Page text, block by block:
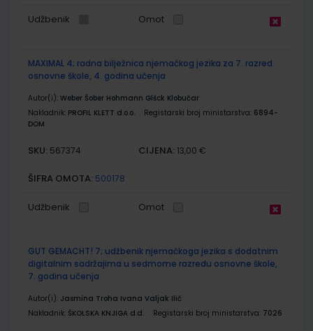
Udžbenik Omot
MAXIMAL 4; radna bilježnica njemačkog jezika za 7. razred
osnovne škole, 4. godina učenja
Autor(i): Weber Šober Hohmann Glšck Klobučar
Nakladnik: PROFIL KLETT d.o.o. Registarski broj ministarstva: 6894-
DOM
SKU: 567374 CIJENA: 13,00 €
ŠIFRA OMOTA: 500178
Udžbenik Omot
GUT GEMACHT! 7; udžbenik njemačkoga jezika s dodatnim
digitalnim sadržajima u sedmome razredu osnovne škole,
7. godina učenja
Autor(i): Jasmina Troha Ivana Valjak Ilić
Nakladnik: ŠKOLSKA KNJIGA d.d. Registarski broj ministarstva: 7026